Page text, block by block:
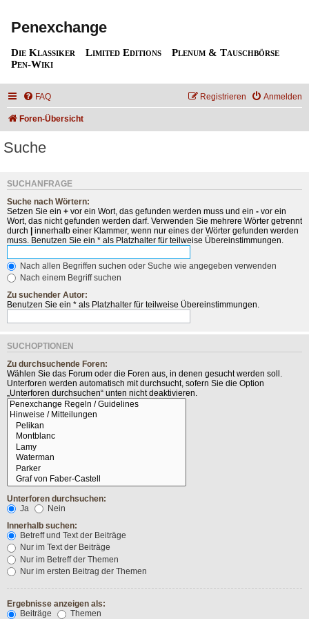
Penexchange
Die Klassiker Limited Editions
Plenum & Tauschbörse
Pen-Wiki
FAQ Anmelden
Registrieren
Foren-Übersicht
Suche
SUCHANFRAGE
Suche nach Wörtern:
Setzen Sie ein + vor ein Wort, das gefunden werden muss und ein - vor ein
Wort, das nicht gefunden werden darf. Verwenden Sie mehrere Wörter getrennt
durch | innerhalb einer Klammer, wenn nur eines der Wörter gefunden werden
muss. Benutzen Sie ein * als Platzhalter für teilweise Übereinstimmungen.
Nach allen Begriffen suchen oder Suche wie angegeben verwenden
Nach einem Begriff suchen
Zu suchender Autor:
Benutzen Sie ein * als Platzhalter für teilweise Übereinstimmungen.
SUCHOPTIONEN
Zu durchsuchende Foren:
Wählen Sie das Forum oder die Foren aus, in denen gesucht werden soll.
Unterforen werden automatisch mit durchsucht, sofern Sie die Option
„Unterforen durchsuchen“ unten nicht deaktivieren.
Unterforen durchsuchen:
Ja
Nein
Innerhalb suchen:
Betreff und Text der Beiträge
Nur im Text der Beiträge
Nur im Betreff der Themen
Nur im ersten Beitrag der Themen
Ergebnisse anzeigen als:
Beiträge
Themen